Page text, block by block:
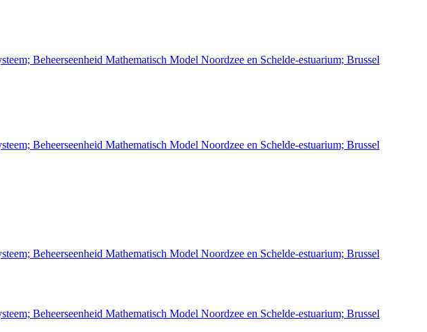
Beheerseenheid Mathematisch Model Noordzee en Schelde-estuarium; Brussel
Beheerseenheid Mathematisch Model Noordzee en Schelde-estuarium; Brussel
Beheerseenheid Mathematisch Model Noordzee en Schelde-estuarium; Brussel
Beheerseenheid Mathematisch Model Noordzee en Schelde-estuarium; Brussel